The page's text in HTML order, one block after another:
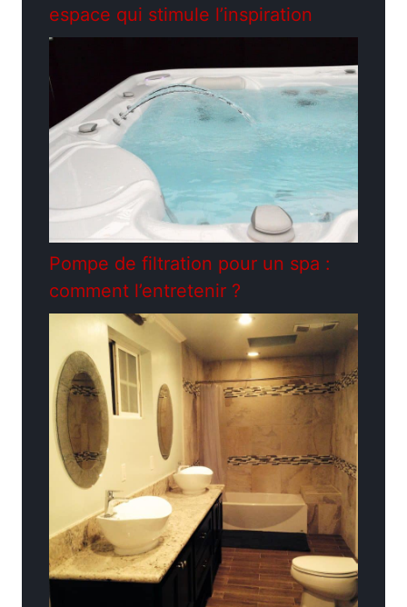
espace qui stimule l’inspiration
Pompe de filtration pour un spa :
comment l’entretenir ?